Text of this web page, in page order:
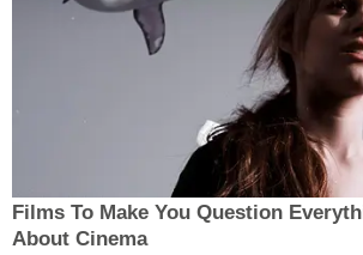
Films To Make You Question
About Cinema